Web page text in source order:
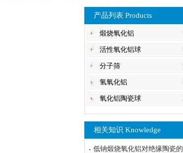
产品列表 Products
煅烧氧化铝
活性氧化铝球
分子筛
氢氧化铝
氧化铝陶瓷球
相关知识 Knowledge
低钠煅烧氧化铝对绝缘陶瓷的